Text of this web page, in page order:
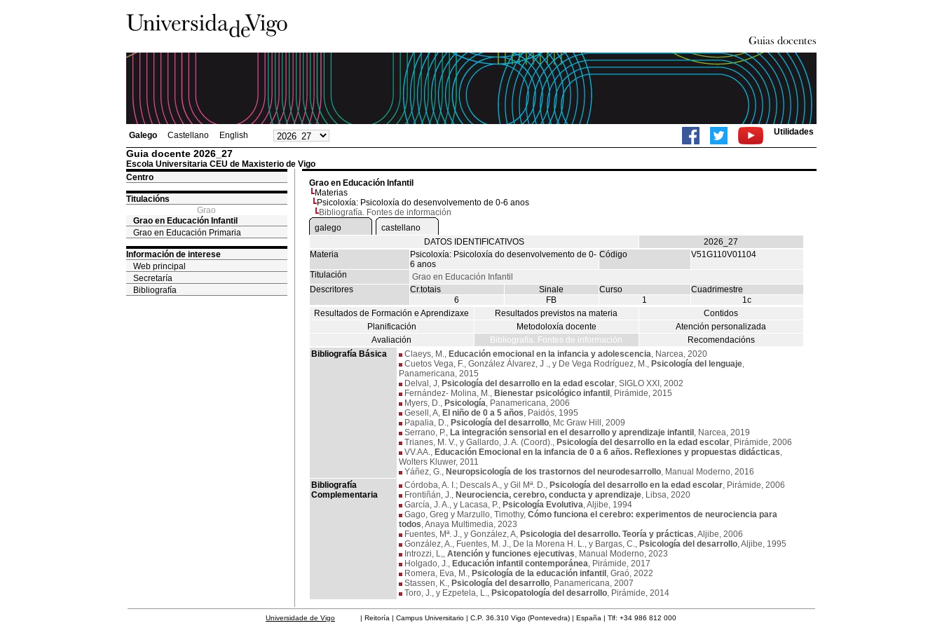
Galego Castellano English Utilidades
Guia docente 2026_27
Escola Universitaria CEU de Maxisterio de Vigo
Centro
Titulacións
Grao
Grao en Educación Infantil
Grao en Educación Primaria
Información de interese
Web principal
Secretaría
Bibliografía
Grao en Educación Infantil
Materias
Psicoloxía: Psicoloxía do desenvolvemento de 0-6 anos
Bibliografía. Fontes de información
galego
castellano
DATOS IDENTIFICATIVOS
2026_27
Materia
Psicoloxía: Psicoloxía do desenvolvemento de 0-
6 anos
Código V51G110V01104
Titulación
Grao en Educación Infantil
Descritores
Cr.totais Sinale Curso
Cuadrimestre
6
FB 1
1c
Resultados de Formación e Aprendizaxe
Resultados previstos na materia
Contidos
Planificación
Metodoloxía docente
Atención personalizada
Avaliación
Bibliografía. Fontes de información
Recomendacións
Bibliografía Básica
Claeys, M., Educación emocional en la infancia y adolescencia, Narcea, 2020
Cuetos Vega, F., González Álvarez, J ., y De Vega Rodríguez, M., Psicología del lenguaje,
Panamericana, 2015
Delval, J, Psicología del desarrollo en la edad escolar, SIGLO XXI, 2002
Fernández- Molina, M., Bienestar psicológico infantil , Pirámide, 2015
Myers, D., Psicología, Panamericana, 2006
Gesell, A, El niño de 0 a 5 años, Paidós, 1995
Papalia, D., Psicología del desarrollo, Mc Graw Hill, 2009
Serrano, P., La integración sensorial en el desarrollo y aprendizaje infantil , Narcea, 2019
Trianes, M. V., y Gallardo, J. A. (Coord)., Psicología del desarrollo en la edad escolar, Pirámide, 2006
VV.AA., Educación Emocional en la infancia de 0 a 6 años. Reflexiones y propuestas didácticas,
Wolters Kluwer, 2011
Yáñez, G., Neuropsicología de los trastornos del neurodesarrollo, Manual Moderno, 2016
Bibliografía
Complementaria
Córdoba, A. I.; Descals A., y Gil Mª. D., Psicología del desarrollo en la edad escolar, Pirámide, 2006
Frontiñán, J., Neurociencia, cerebro, conducta y aprendizaje, Libsa, 2020
García, J. A., y Lacasa, P., Psicología Evolutiva, Aljibe, 1994
Gago, Greg y Marzullo, Timothy, Cómo funciona el cerebro: experimentos de neurociencia para
todos, Anaya Multimedia, 2023
Fuentes, Mª. J., y González, A, Psicologia del desarrollo. Teoría y prácticas, Aljibe, 2006
González, A., Fuentes, M. J., De la Morena H. L., y Bargas, C., Psicología del desarrollo, Aljibe, 1995
Introzzi, L,, Atención y funciones ejecutivas, Manual Moderno, 2023
Holgado, J., Educación infantil contemporánea, Pirámide, 2017
Romera, Eva, M., Psicología de la educación infantil , Graó, 2022
Stassen, K., Psicología del desarrollo, Panamericana, 2007
Toro, J., y Ezpetela, L., Psicopatología del desarrollo, Pirámide, 2014
Universidade de Vigo | Reitoría | Campus Universitario | C.P. 36.310 Vigo (Pontevedra) | España | Tlf: +34 986 812 000